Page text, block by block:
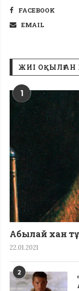
FACEBOOK
EMAIL
ЖИІ
1
Абылай хан
22.01.2021
2